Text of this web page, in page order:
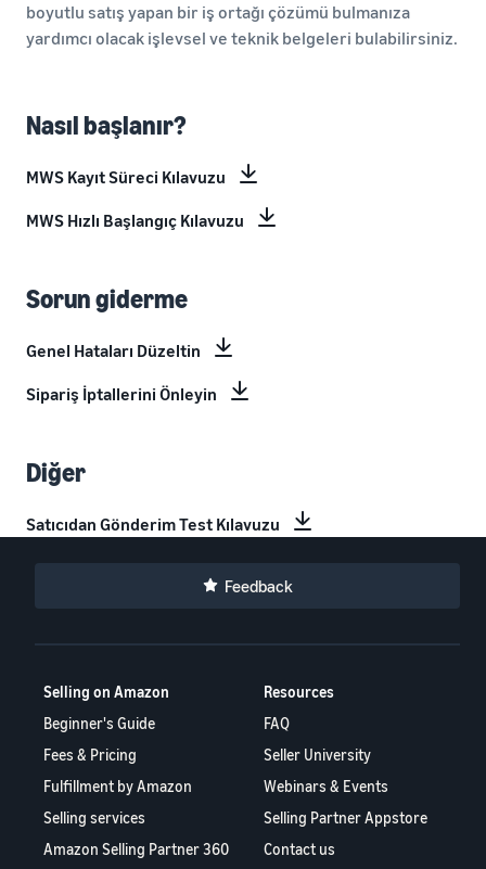
boyutlu satış yapan bir iş ortağı çözümü bulmanıza
yardımcı olacak işlevsel ve teknik belgeleri bulabilirsiniz.
Nasıl başlanır?
MWS Kayıt Süreci Kılavuzu
MWS Hızlı Başlangıç Kılavuzu
Sorun giderme
Genel Hataları Düzeltin
Sipariş İptallerini Önleyin
Diğer
Satıcıdan Gönderim Test Kılavuzu
Feedback
Selling on Amazon
Beginner's Guide
Fees & Pricing
Fulfillment by Amazon
Selling services
Amazon Selling Partner 360
Resources
FAQ
Seller University
Webinars & Events
Selling Partner Appstore
Contact us